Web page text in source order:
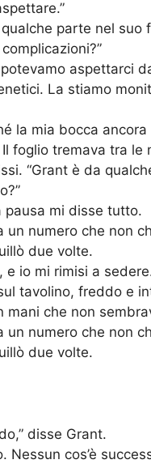
parte nel suo
potevamo aspettarci
La stiamo
la mia bocca ancora
foglio tremava tra le
“Grant è da
pausa mi disse tutto.
un numero che non
due volte.
e io mi rimisi a
tavolino, freddo e
mani che non
un numero che non
due volte.
disse Grant.
Nessun cos’è